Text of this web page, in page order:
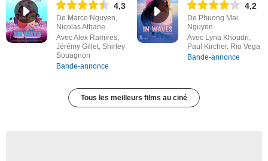
4,3
De Marco Nguyen,
Nicolas Athane
Avec Alex Ramires,
Jérémy Gillet, Shirley
Souagnon
Bande-annonce
4,2
De Phuong Mai
Nguyen
Avec Lyna Khoudri,
Paul Kircher, Rio Vega
Bande-annonce
Tous les meilleurs films au ciné